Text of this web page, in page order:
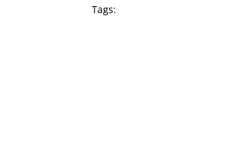
Tags: